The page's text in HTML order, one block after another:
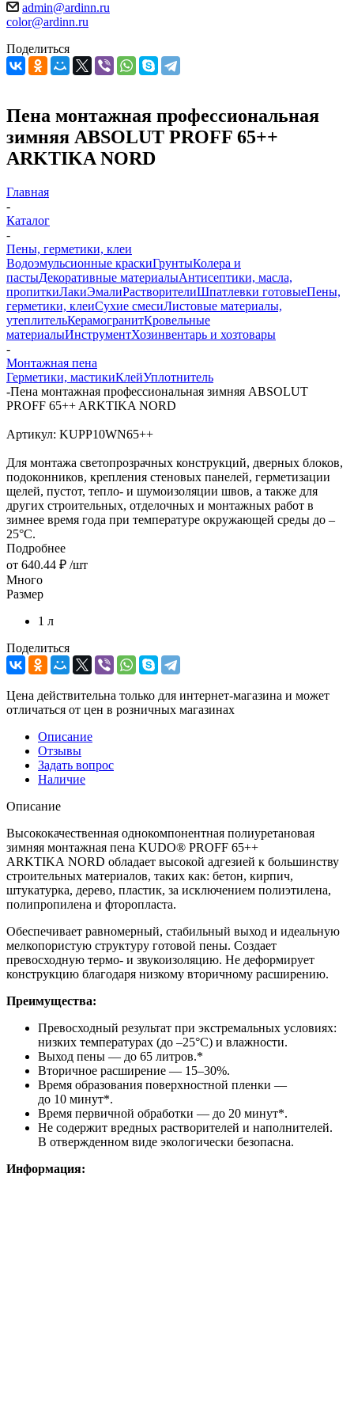
admin@ardinn.ru
color@ardinn.ru
Поделиться
Пена монтажная профессиональная
зимняя ABSOLUT PROFF 65++
ARKTIKA NORD
Главная
-
Каталог
-
Пены, герметики, клеи
Водоэмульсионные краскиГрунтыКолера и
пастыДекоративные материалыАнтисептики, масла,
пропиткиЛакиЭмалиРастворителиШпатлевки готовыеПены,
герметики, клеиСухие смесиЛистовые материалы,
утеплительКерамогранитКровельные
материалыИнструментХозинвентарь и хозтовары
-
Монтажная пена
Герметики, мастикиКлейУплотнитель
-Пена монтажная профессиональная зимняя ABSOLUT
PROFF 65++ ARKTIKA NORD
Артикул: KUPP10WN65++
Для монтажа светопрозрачных конструкций, дверных блоков,
подоконников, крепления стеновых панелей, герметизации
щелей, пустот, тепло- и шумоизоляции швов, а также для
других строительных, отделочных и монтажных работ в
зимнее время года при температуре окружающей среды до –
25°С.
Подробнее
от 640.44 ₽ /шт
Много
Размер
1 л
Поделиться
Цена действительна только для интернет-магазина и может
отличаться от цен в розничных магазинах
Описание
Отзывы
Задать вопрос
Наличие
Описание
Высококачественная однокомпонентная полиуретановая
зимняя монтажная пена KUDO® PROFF 65++
ARKTIKA NORD обладает высокой адгезией к большинству
строительных материалов, таких как: бетон, кирпич,
штукатурка, дерево, пластик, за исключением полиэтилена,
полипропилена и фторопласта.
Обеспечивает равномерный, стабильный выход и идеальную
мелко­пористую структуру готовой пены. Создает
превосходную термо- и звукоизоляцию. Не деформирует
конструкцию благодаря низкому вторичному расширению.
Преимущества:
Превосходный результат при экстремальных условиях:
низких температурах (до –25°С) и влажности.
Выход пены — до 65 литров.*
Вторичное расширение — 15–30%.
Время образования поверхностной пленки —
до 10 минут*.
Время первичной обработки — до 20 минут*.
Не содержит вредных растворителей и наполнителей.
В отвержденном виде экологически безопасна.
Информация: